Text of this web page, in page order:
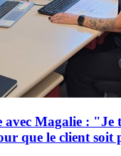
avec Magalie : "Je
que le client soit